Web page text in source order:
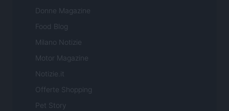
Donne Magazine
Food Blog
Milano Notizie
Motor Magazine
Notizie.it
Offerte Shopping
Pet Story